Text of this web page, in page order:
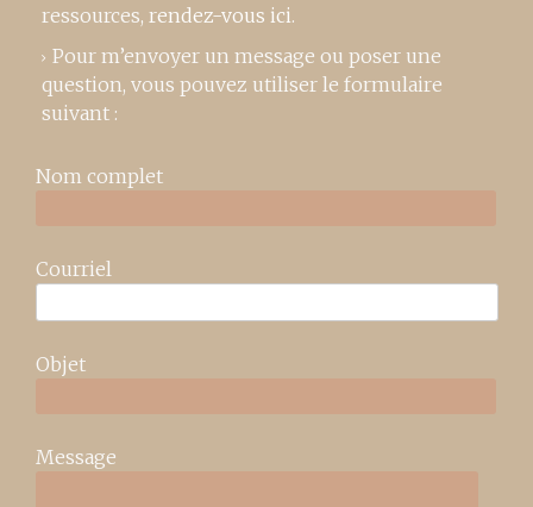
ressources, rendez-vous ici.
Pour m’envoyer un message ou poser une
question, vous pouvez utiliser le formulaire
suivant :
Nom complet
Courriel
Objet
Message